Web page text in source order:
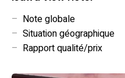
– Note globale
– Situation géographique
– Rapport qualité/prix